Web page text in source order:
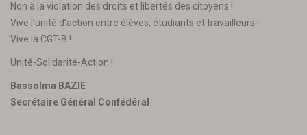
Non à la violation des droits et libertés des citoyens !
Vive l’unité d’action entre élèves, étudiants et travailleurs !
Vive la CGT-B !
Unité-Solidarité-Action !
Bassolma BAZIE
Secrétaire Général Confédéral